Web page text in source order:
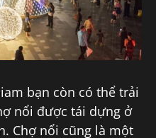
bạn còn có thể trải
nổi được tái dựng ở
Chợ nổi cũng là một